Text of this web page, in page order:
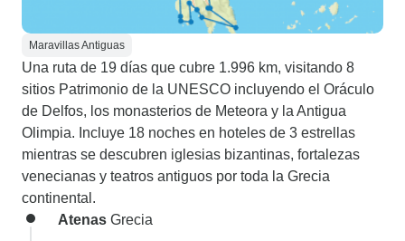
Maravillas Antiguas
Una ruta de 19 días que cubre 1.996 km, visitando 8
sitios Patrimonio de la UNESCO incluyendo el Oráculo
de Delfos, los monasterios de Meteora y la Antigua
Olimpia. Incluye 18 noches en hoteles de 3 estrellas
mientras se descubren iglesias bizantinas, fortalezas
venecianas y teatros antiguos por toda la Grecia
continental.
Atenas Grecia